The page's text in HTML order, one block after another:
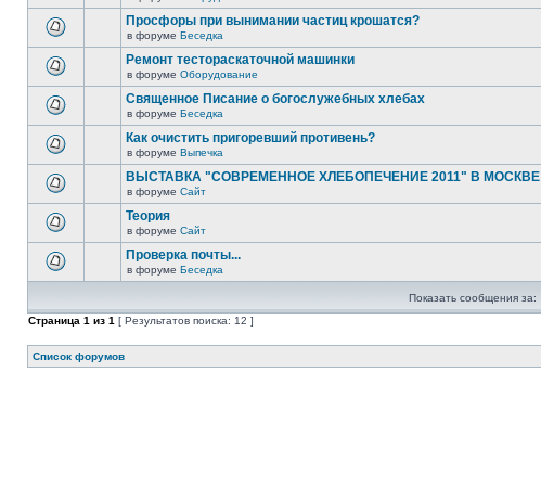
Просфоры при вынимании частиц крошатся?
в форуме Беседка
Ремонт тестораскаточной машинки
в форуме Оборудование
Священное Писание о богослужебных хлебах
в форуме Беседка
Как очистить пригоревший противень?
в форуме Выпечка
ВЫСТАВКА "СОВРЕМЕННОЕ ХЛЕБОПЕЧЕНИЕ 2011" В МОСКВЕ
в форуме Сайт
Теория
в форуме Сайт
Проверка почты...
в форуме Беседка
Показать сообщения за:
Страница 1 из 1 [ Результатов поиска: 12 ]
Список форумов